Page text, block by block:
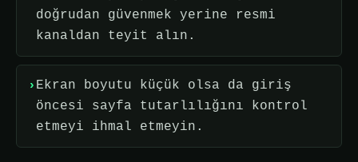
doğrudan güvenmek yerine resmi
kanaldan teyit alın.
Ekran boyutu küçük olsa da giriş
öncesi sayfa tutarlılığını kontrol
etmeyi ihmal etmeyin.